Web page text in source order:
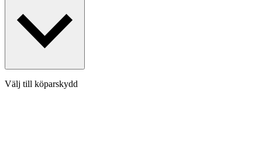
Välj till köparskydd